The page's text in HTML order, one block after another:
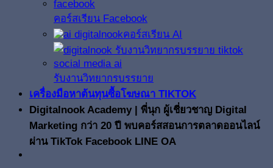
คอร์สเรียน Facebook
คอร์สเรียน AI
รับงานวิทยากรบรรยาย
เครื่องมือหาต้นทุนซื้อโฆษณา TIKTOK
Digitalnook Academy | พี่นุก ผู้เชี่ยวชาญ Digital
Marketing กว่า 20 ปี พบคอร์สสอนการตลาดออนไลน์
ผ่าน TikTok Facebook LINE OA